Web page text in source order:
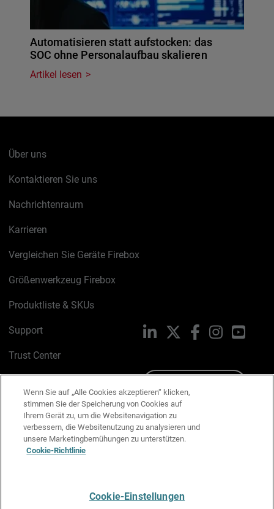
Automatisieren statt aufstocken: das
SOC ohne Personalaufbau skalieren
Artikel lesen
Über uns
Kontaktieren Sie uns
Nachrichtenraum
Karrieren
Vergleichen Sie Geräte Firebox
Größenwerkzeug Firebox
Produktliste & SKUs
Support
Trust Center
Cookie-Richtlinie
Datenschutzrichtlinie
Media & Brand Kit
LinkedIn FacebookInstagram
Wenn Sie auf „Alle Cookies akzeptieren“ klicken,
stimmen Sie der Speicherung von Cookies auf
Ihrem Gerät zu, um die Websitenavigation zu
verbessern, die Websitenutzung zu analysieren und
unsere Marketingbemühungen zu unterstützen.
Cookie-Richtlinie
Cookie-Einstellungen